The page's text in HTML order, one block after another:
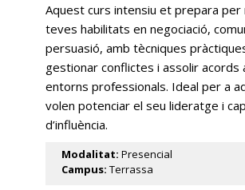
Aquest curs intensiu et prepara per
teves habilitats en negociació,
persuasió, amb tècniques
gestionar conflictes i assolir acords
entorns professionals. Ideal per a
volen potenciar el seu lideratge i
d’influència.
Modalitat: Presencial
Campus: Terrassa